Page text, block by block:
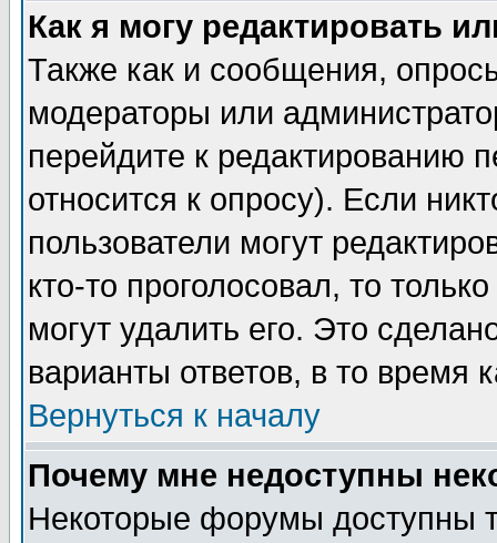
Как я могу редактировать
Также как и сообщения,
модераторы или
перейдите к редактированию
относится к опросу). Если
пользователи могут
кто-то проголосовал, то
могут удалить его. Это
варианты ответов, в то время
Вернуться к началу
Почему мне недоступны
Некоторые форумы доступны